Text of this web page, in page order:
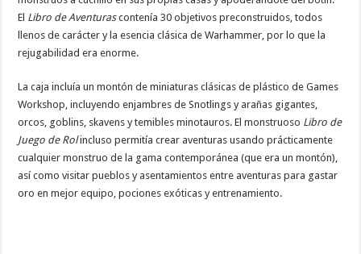
El Libro de Aventurascontenía 30 objetivos preconstruidos, todos
llenos de carácter y la esencia clásica de Warhammer, por lo que la
rejugabilidad era enorme.
La caja incluía un montón de miniaturas clásicas de plástico de Games
Workshop, incluyendo enjambres de Snotlings y arañas gigantes,
orcos, goblins, skavens y temibles minotauros. El monstruoso Libro de
Juego de Rolincluso permitía crear aventuras usando prácticamente
cualquier monstruo de la gama contemporánea (que era un montón),
así como visitar pueblos y asentamientos entre aventuras para gastar
oro en mejor equipo, pociones exóticas y entrenamiento.